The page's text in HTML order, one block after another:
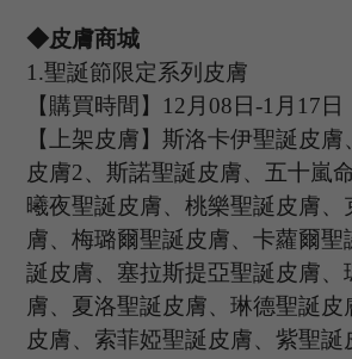
◆皮膚商城
1 .聖誕節限定系列皮膚
【購買時間】 12月08日-1月17日
【上架皮膚】斯洛卡伊聖誕皮
皮膚2、斯諾聖誕皮膚、五十嵐
曦夜聖誕皮膚、桃樂聖誕皮膚、
膚、梅璐爾聖誕皮膚、卡蘿爾聖
誕皮膚、塞拉斯提亞聖誕皮膚、
膚、夏洛聖誕皮膚、琳德聖誕皮
皮膚、索菲婭聖誕皮膚、紫聖誕